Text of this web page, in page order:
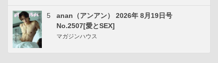
5
anan（アンアン） 2026年 8月19日号
No.2507[愛とSEX]
マガジンハウス